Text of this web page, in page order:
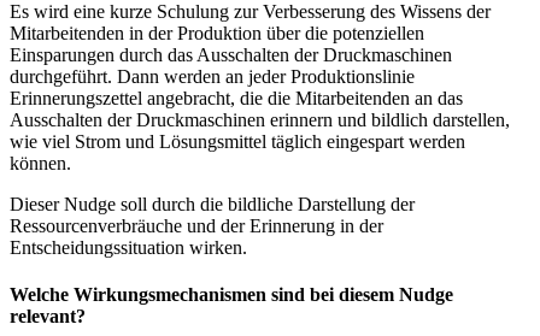
Es wird eine kurze Schulung zur Verbesserung des Wissens der
Mitarbeitenden in der Produktion über die potenziellen
Einsparungen durch das Ausschalten der Druckmaschinen
durchgeführt. Dann werden an jeder Produktionslinie
Erinnerungszettel angebracht, die die Mitarbeitenden an das
Ausschalten der Druckmaschinen erinnern und bildlich darstellen,
wie viel Strom und Lösungsmittel täglich eingespart werden
können.
Dieser Nudge soll durch die bildliche Darstellung der
Ressourcenverbräuche und der Erinnerung in der
Entscheidungssituation wirken.
Welche Wirkungsmechanismen sind bei diesem Nudge
relevant?